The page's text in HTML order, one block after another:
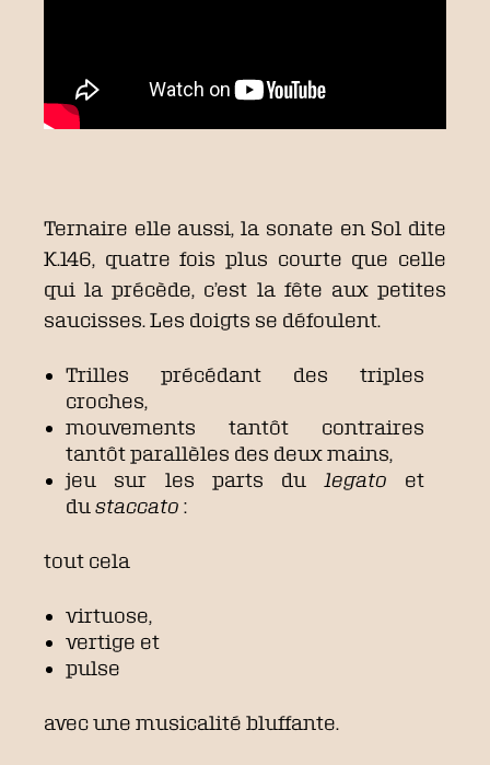
Ternaire elle aussi, la sonate en Sol dite
K.146, quatre fois plus courte que celle
qui la précède, c’est la fête aux petites
saucisses. Les doigts se défoulent.
Trilles précédant des triples
croches,
mouvements tantôt contraires
tantôt parallèles des deux mains,
jeu sur les parts du legato et
du staccato :
tout cela
virtuose,
vertige et
pulse
avec une musicalité bluffante.